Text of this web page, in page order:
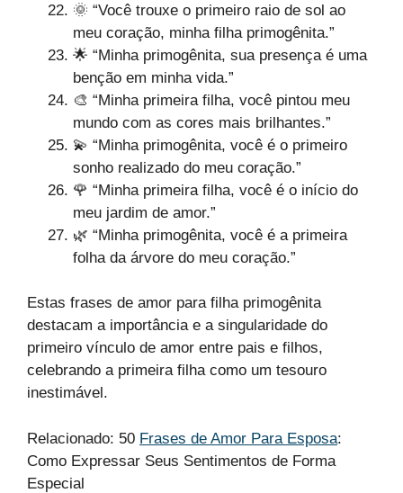
🌞 “Você trouxe o primeiro raio de sol ao
meu coração, minha filha primogênita.”
🌟 “Minha primogênita, sua presença é uma
benção em minha vida.”
🎨 “Minha primeira filha, você pintou meu
mundo com as cores mais brilhantes.”
💫 “Minha primogênita, você é o primeiro
sonho realizado do meu coração.”
🌹 “Minha primeira filha, você é o início do
meu jardim de amor.”
🌿 “Minha primogênita, você é a primeira
folha da árvore do meu coração.”
Estas frases de amor para filha primogênita
destacam a importância e a singularidade do
primeiro vínculo de amor entre pais e filhos,
celebrando a primeira filha como um tesouro
inestimável.
Relacionado: 50 Frases de Amor Para Esposa:
Como Expressar Seus Sentimentos de Forma
Especial